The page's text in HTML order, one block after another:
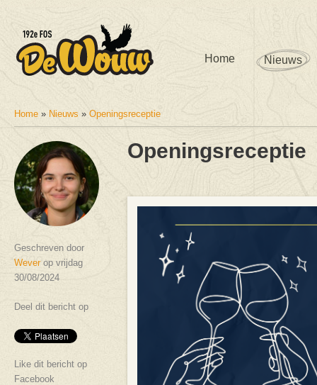
Home Nieuws
U bent hier
Home » Nieuws » Openingsreceptie
Geschreven door
Weverop vrijdag
30/08/2024
Deel dit bericht op
Like dit bericht op
Facebook
Openingsreceptie